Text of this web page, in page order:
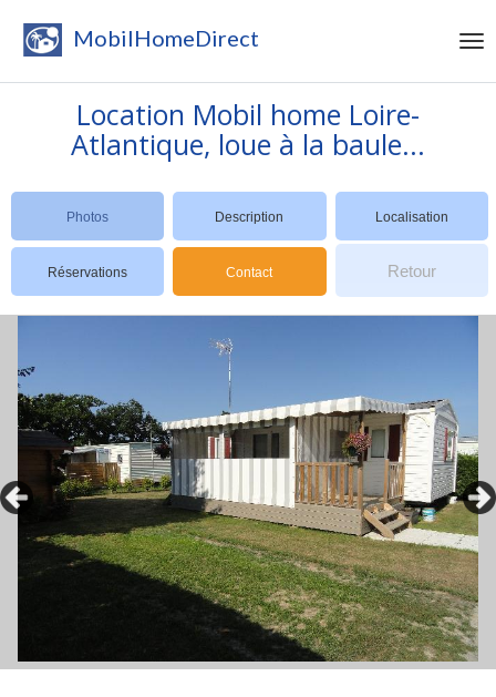
MobilHomeDirect
Location Mobil home Loire-
Atlantique, loue à la baule...
Photos Description Localisation
Réservations Contact Retour